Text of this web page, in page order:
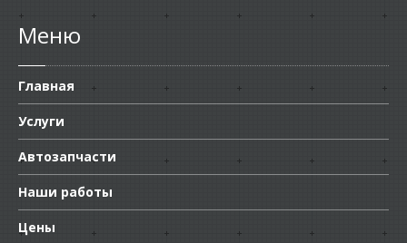
Меню
Главная
Услуги
Автозапчасти
Наши работы
Цены